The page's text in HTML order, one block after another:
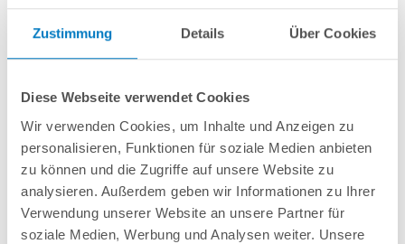
Zustimmung Details Über Cookies
Diese Webseite verwendet Cookies
Wir verwenden Cookies, um Inhalte und Anzeigen zu
personalisieren, Funktionen für soziale Medien anbieten
zu können und die Zugriffe auf unsere Website zu
analysieren. Außerdem geben wir Informationen zu Ihrer
Verwendung unserer Website an unsere Partner für
soziale Medien, Werbung und Analysen weiter. Unsere
Fragen? Wir helfen Ihnen gerne weiter:
info(at)poolsana.de
Produktbeschreibung
Herstellerangaben